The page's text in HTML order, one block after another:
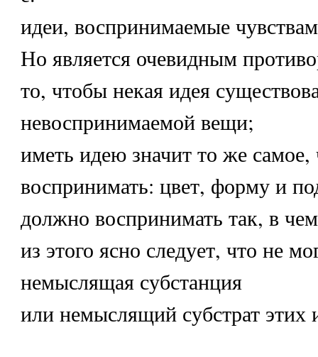
идеи, воспринимаемые
Но является очевидным
то, чтобы некая идея
невоспринимаемой вещи;
иметь идею значит то же самое,
воспринимать: цвет, форму и
должно воспринимать так, в
из этого ясно следует, что не
немыслящая субстанция
или немыслящий субстрат этих